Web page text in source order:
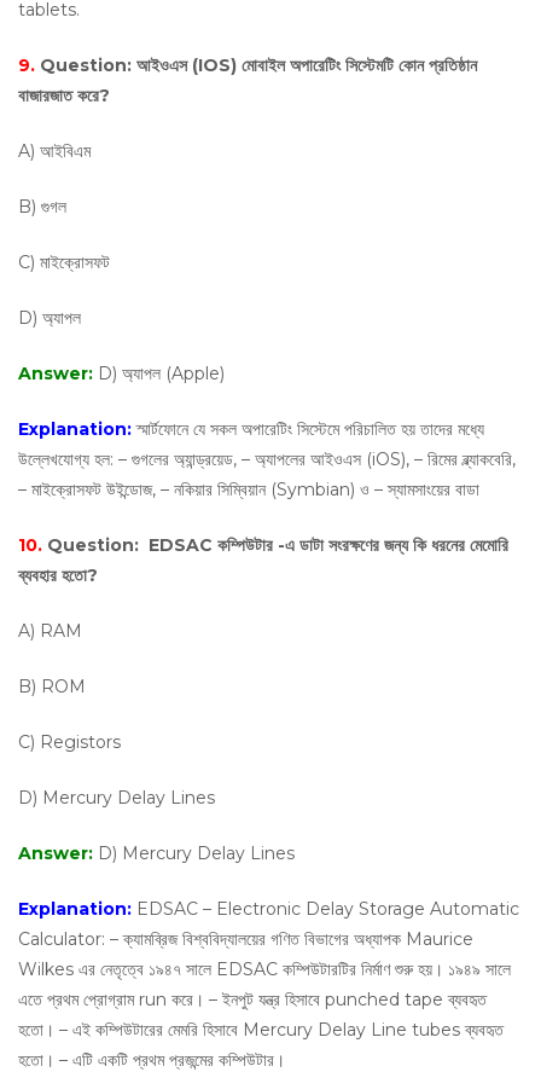
tablets.
9. Question: আইওএস (IOS) মোবাইল অপারেটিং সিস্টেমটি কোন প্রতিষ্ঠান
বাজারজাত করে?
A) আইবিএম
B) গুগল
C) মাইক্রোসফট
D) অ্যাপল
Answer: D) অ্যাপল (Apple)
Explanation:স্মার্টফোনে যে সকল অপারেটিং সিস্টেমে পরিচালিত হয় তাদের মধ্যে
উল্লেখযোগ্য হল: – গুগলের অ্যান্ড্রয়েড, – অ্যাপলের আইওএস (iOS), – রিমের ব্ল্যাকবেরি,
– মাইক্রোসফট উইন্ডোজ, – নকিয়ার সিম্বিয়ান (Symbian) ও – স্যামসাংয়ের বাডা
10. Question: EDSAC কম্পিউটার -এ ডাটা সংরক্ষণের জন্য কি ধরনের মেমোরি
ব্যবহার হতো?
A) RAM
B) ROM
C) Registors
D) Mercury Delay Lines
Answer: D) Mercury Delay Lines
Explanation: EDSAC – Electronic Delay Storage Automatic
Calculator: – ক্যামব্রিজ বিশ্ববিদ্যালয়ের গণিত বিভাগের অধ্যাপক Maurice
Wilkes এর নেতৃত্বে ১৯৪৭ সালে EDSAC কম্পিউটারটির নির্মাণ শুরু হয়। ১৯৪৯ সালে
এতে প্রথম প্রোগ্রাম run করে। – ইনপুট যন্ত্র হিসাবে punched tape ব্যবহৃত
হতো। – এই কম্পিউটারের মেমরি হিসাবে Mercury Delay Line tubes ব্যবহৃত
হতো। – এটি একটি প্রথম প্রজন্মের কম্পিউটার।